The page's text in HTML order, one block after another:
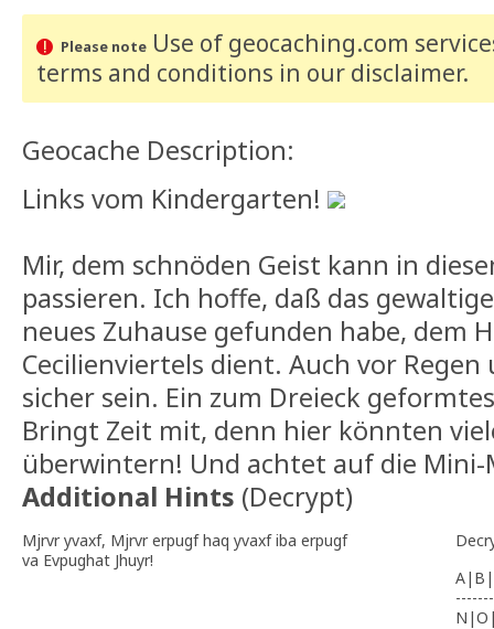
Please noteUse of geocaching.com
terms and conditions in our disclaimer.
Geocache Description:
Links vom Kindergarten!
Mir, dem schnöden Geist kann in
passieren. Ich hoffe, daß das
neues Zuhause gefunden habe, dem
Cecilienviertels dient. Auch vor
sicher sein. Ein zum Dreieck
Bringt Zeit mit, denn hier könnten
überwintern! Und achtet auf die Mini-
Additional Hints (Decrypt)
Mjrvr yvaxf, Mjrvr erpugf haq yvaxf iba erpugf
va Evpughat Jhuyr!